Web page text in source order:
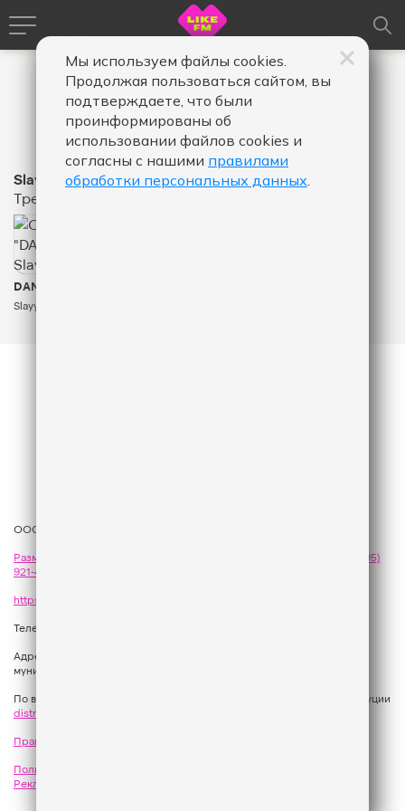
Slayyyter
Треки
DANCE...
Slayyyter
ООО «ГПМ Радио», 2026
Размещение рекламы
+7 (495)
921-40-41
https://gpmsaleshouse.ru/
Телефон редакции:
Адрес: 129075, Российская Федерация, город Москва, вн.тер.г.
муниципальный округ Останкинский, улица Новомосковская, дом 12.
По вопросам регионального развития обращаться в Отдел дистрибуции
distribution@gpmradio.ru
Правила участия в акциях, конкурсах, играх
Политика конфиденциальности
Реклама на Like FM
Мы используем файлы cookies.
Продолжая пользоваться сайтом, вы
подтверждаете, что были
проинформированы об
использовании файлов cookies и
согласны с нашими правилами
обработки персональных данных.